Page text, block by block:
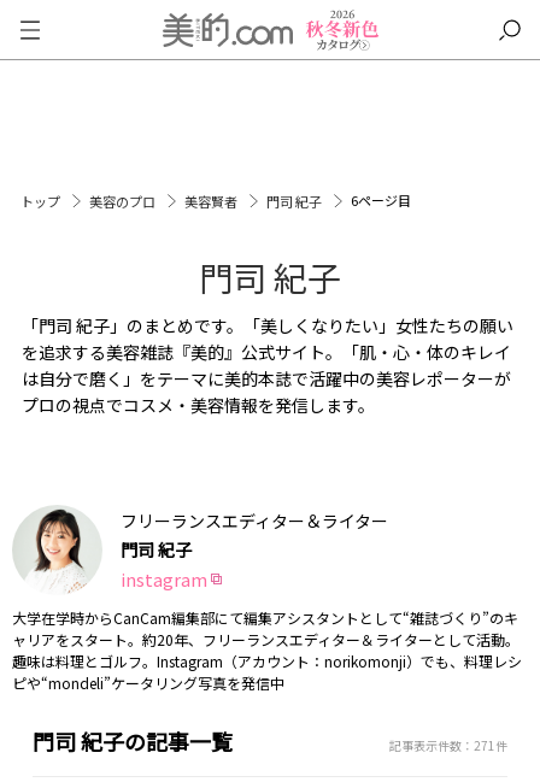
トップ 美容のプロ 美容賢者 門司 紀子 6ページ目
門司 紀子
「門司 紀子」のまとめです。「美しくなりたい」女性たちの願い
を追求する美容雑誌『美的』公式サイト。「肌・心・体のキレイ
は自分で磨く」をテーマに美的本誌で活躍中の美容レポーターが
プロの視点でコスメ・美容情報を発信します。
フリーランスエディター＆ライター
門司 紀子
instagram
大学在学時からCanCam編集部にて編集アシスタントとして“雑誌づくり”のキ
ャリアをスタート。約20年、フリーランスエディター＆ライターとして活動。
趣味は料理とゴルフ。Instagram（アカウント：norikomonji）でも、料理レシ
ピや“mondeli”ケータリング写真を発信中
門司 紀子の記事一覧 記事表示件数：271件